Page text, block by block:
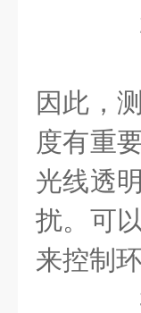
由
因此，
度有重
光线透
扰。可
来控制